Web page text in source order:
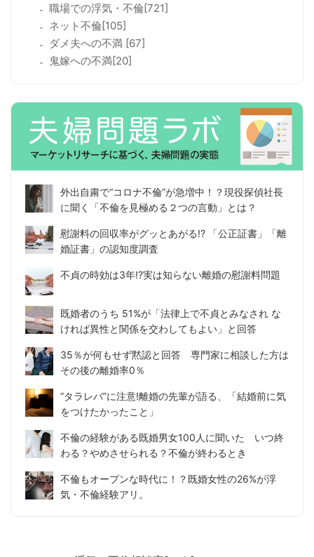
職場での浮気・不倫[721]
ネット不倫[105]
ダメ夫への不満 [67]
鬼嫁への不満[20]
外出自粛で“コロナ不倫”が急増中！？現役探偵社長
に聞く「不倫を見極める２つの言動」とは？
慰謝料の回収率がグッとあがる!? 「公正証書」「離
婚証書」の認知度調査
不貞の時効は3年!?実は知らない離婚の慰謝料問題
既婚者のうち 51%が「法律上で不貞とみなされ な
ければ異性と関係を交わしてもよい」と回答
35％が何もせず黙認と回答 専門家に相談した方は
その後の離婚率0％
“タラレバ”に注意!離婚の先輩が語る、「結婚前に気
をつけたかったこと」
不倫の経験がある既婚男女100人に聞いた いつ終
わる？やめさせられる？不倫が終わるとき
不倫もオープンな時代に！？既婚女性の26%が浮
気・不倫経験アリ。